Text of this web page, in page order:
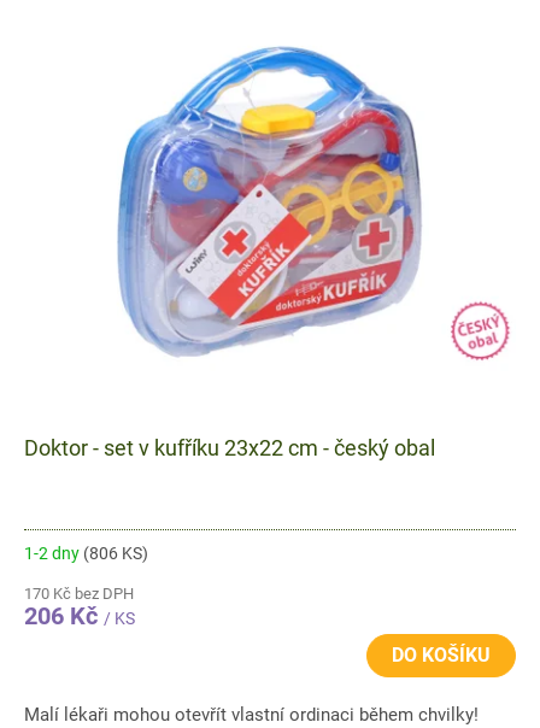
Doktor - set v kufříku 23x22 cm - český obal
1-2 dny (806 KS)
170 Kč bez DPH
206 Kč / KS
DO KOŠÍKU
Malí lékaři mohou otevřít vlastní ordinaci během chvilky!